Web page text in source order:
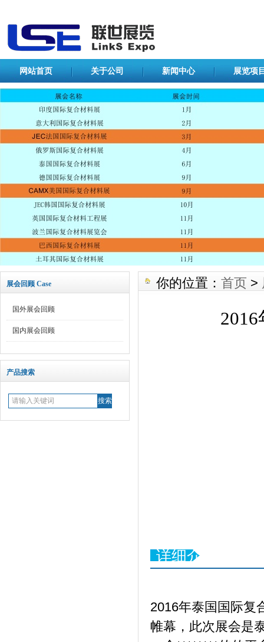
网站首页 关于公司 新闻中心 展览项
展会回顾 Case
国外展会回顾
国内展会回顾
产品搜索
你的位置： 首页 >
详细介绍
2016年泰国国际复
帷幕，此次展会是